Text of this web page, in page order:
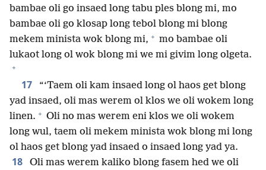
bambae oli go insaed long tabu ples blong mi, mo
bambae oli go klosap long tebol blong mi blong
mekem minista wok blong mi, + mo bambae oli
lukaot long ol wok blong mi we mi givim long olgeta.
+
17
“‘Taem oli kam insaed long ol haos get blong
yad insaed, oli mas werem ol klos we oli wokem long
linen. + Oli no mas werem eni klos we oli wokem
long wul, taem oli mekem minista wok blong mi long
ol haos get blong yad insaed o insaed long yad ya.
18 Oli mas werem kaliko blong fasem hed we oli